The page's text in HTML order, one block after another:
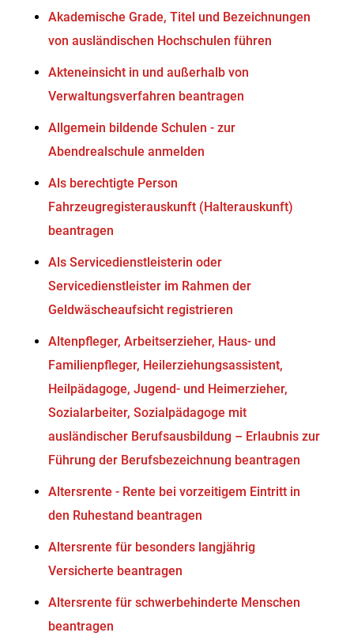
Akademische Grade, Titel und Bezeichnungen
von ausländischen Hochschulen führen
Akteneinsicht in und außerhalb von
Verwaltungsverfahren beantragen
Allgemein bildende Schulen - zur
Abendrealschule anmelden
Als berechtigte Person
Fahrzeugregisterauskunft (Halterauskunft)
beantragen
Als Servicedienstleisterin oder
Servicedienstleister im Rahmen der
Geldwäscheaufsicht registrieren
Altenpfleger, Arbeitserzieher, Haus- und
Familienpfleger, Heilerziehungsassistent,
Heilpädagoge, Jugend- und Heimerzieher,
Sozialarbeiter, Sozialpädagoge mit
ausländischer Berufsausbildung – Erlaubnis zur
Führung der Berufsbezeichnung beantragen
Altersrente - Rente bei vorzeitigem Eintritt in
den Ruhestand beantragen
Altersrente für besonders langjährig
Versicherte beantragen
Altersrente für schwerbehinderte Menschen
beantragen